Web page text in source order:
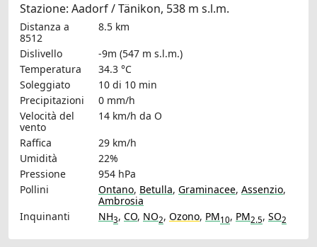
Stazione: Aadorf / Tänikon, 538 m s.l.m.
Distanza a
8512
8.5 km
Dislivello
-9m (547 m s.l.m.)
Temperatura
34.3 °C
Soleggiato
10 di 10 min
Precipitazioni
0 mm/h
Velocità del
vento
14 km/h da O
Raffica
29 km/h
Umidità
22%
Pressione
954 hPa
Pollini
Ontano, Betulla, Graminacee, Assenzio,
Ambrosia
Inquinanti
NH3, CO, NO2, Ozono, PM10, PM2.5, SO2